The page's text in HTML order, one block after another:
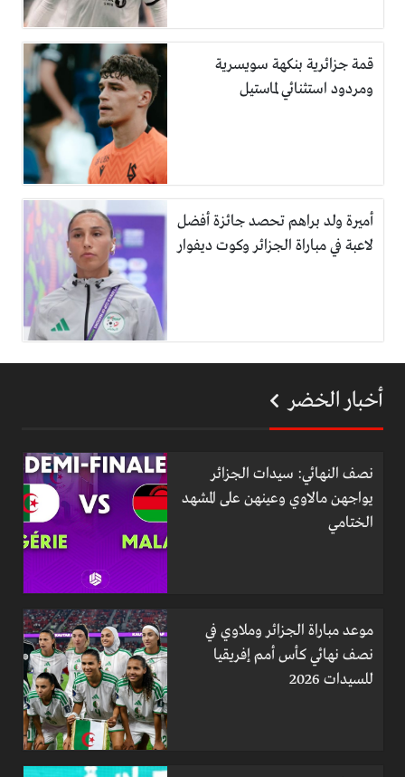
قمة جزائرية بنكهة سويسرية
ومردود استثنائي لماستيل
أميرة ولد براهم تحصد جائزة أفضل
لاعبة في مباراة الجزائر وكوت ديفوار
أخبار الخضر
نصف النهائي: سيدات الجزائر
يواجهن مالاوي وعينهن على المشهد
الختامي
موعد مباراة الجزائر وملاوي في
نصف نهائي كأس أمم إفريقيا
للسيدات 2026